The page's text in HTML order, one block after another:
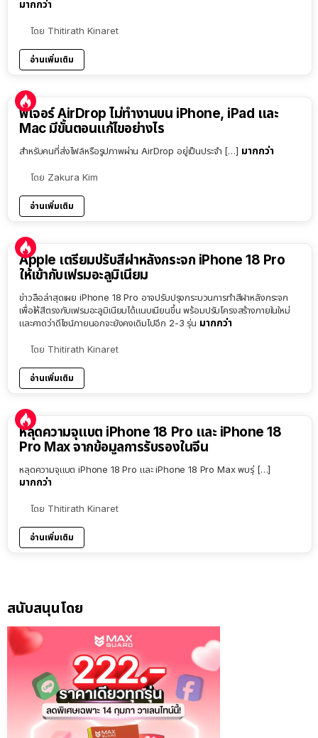
มากกว่า
โดย Thitirath Kinaret
อ่านเพิ่มเติม
ฟีเจอร์ AirDrop ไม่ทำงานบน iPhone, iPad และ
Mac มีขั้นตอนแก้ไขอย่างไร
สำหรับคนที่ส่งไฟล์หรือรูปภาพผ่าน AirDrop อยู่เป็นประจำ […] มากกว่า
โดย Zakura Kim
อ่านเพิ่มเติม
Apple เตรียมปรับสีฝาหลังกระจก iPhone 18 Pro
ให้เข้ากับเฟรมอะลูมิเนียม
ข่าวลือล่าสุดเผย iPhone 18 Pro อาจปรับปรุงกระบวนการทำสีฝาหลังกระจก
เพื่อให้สีตรงกับเฟรมอะลูมิเนียมได้แนบเนียนขึ้น พร้อมปรับโครงสร้างภายในใหม่
และคาดว่าดีไซน์ภายนอกจะยังคงเดิมไปอีก 2-3 รุ่น มากกว่า
โดย Thitirath Kinaret
อ่านเพิ่มเติม
หลุดความจุแบต iPhone 18 Pro และ iPhone 18
Pro Max จากข้อมูลการรับรองในจีน
หลุดความจุแบต iPhone 18 Pro และ iPhone 18 Pro Max พบรุ่ […]
มากกว่า
โดย Thitirath Kinaret
อ่านเพิ่มเติม
สนับสนุนโดย